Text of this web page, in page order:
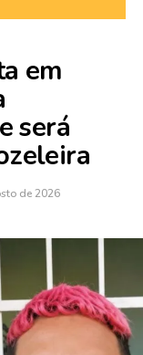
em
será
de 2026